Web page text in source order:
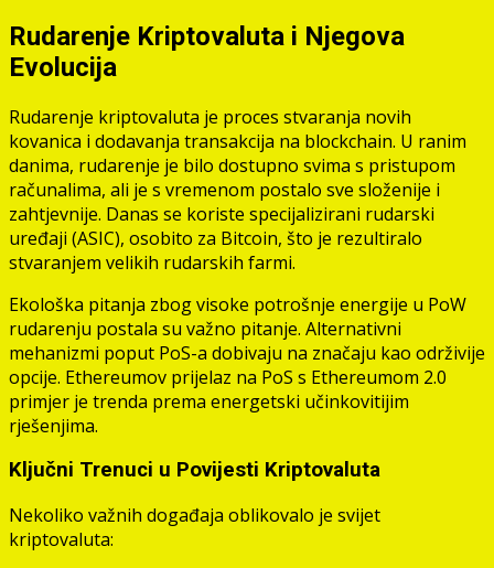
Rudarenje Kriptovaluta i Njegova
Evolucija
Rudarenje kriptovaluta je proces stvaranja novih
kovanica i dodavanja transakcija na blockchain. U ranim
danima, rudarenje je bilo dostupno svima s pristupom
računalima, ali je s vremenom postalo sve složenije i
zahtjevnije. Danas se koriste specijalizirani rudarski
uređaji (ASIC), osobito za Bitcoin, što je rezultiralo
stvaranjem velikih rudarskih farmi.
Ekološka pitanja zbog visoke potrošnje energije u PoW
rudarenju postala su važno pitanje. Alternativni
mehanizmi poput PoS-a dobivaju na značaju kao održivije
opcije. Ethereumov prijelaz na PoS s Ethereumom 2.0
primjer je trenda prema energetski učinkovitijim
rješenjima.
Ključni Trenuci u Povijesti Kriptovaluta
Nekoliko važnih događaja oblikovalo je svijet
kriptovaluta: